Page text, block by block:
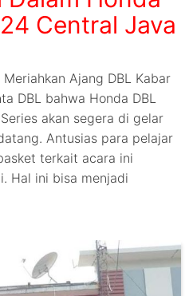
Central Java
Ajang DBL Kabar
DBL bahwa Honda DBL
akan segera di gelar
Antusias para pelajar
terkait acara ini
Hal ini bisa menjadi